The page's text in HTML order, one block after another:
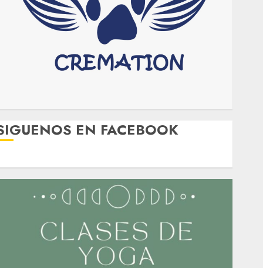
EN FACEBOOK